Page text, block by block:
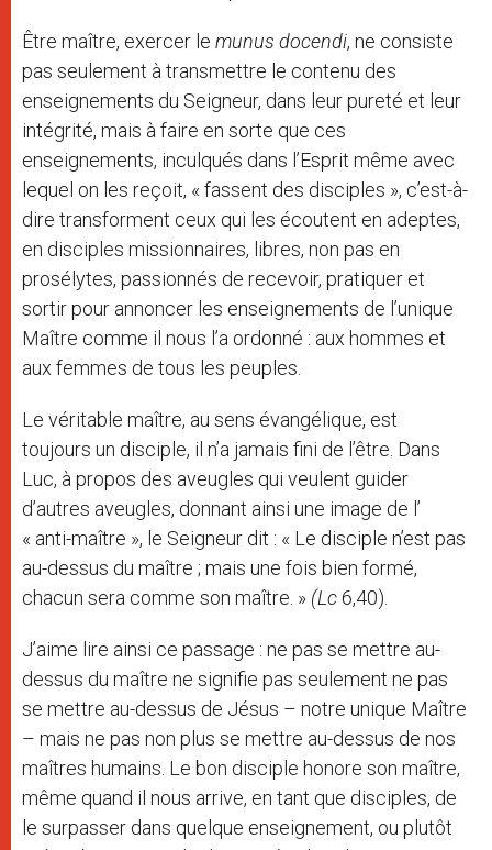
Être maître, exercer le munus docendi, ne consiste
pas seulement à transmettre le contenu des
enseignements du Seigneur, dans leur pureté et leur
intégrité, mais à faire en sorte que ces
enseignements, inculqués dans l’Esprit même avec
lequel on les reçoit, « fassent des disciples », c’est-à-
dire transforment ceux qui les écoutent en adeptes,
en disciples missionnaires, libres, non pas en
prosélytes, passionnés de recevoir, pratiquer et
sortir pour annoncer les enseignements de l’unique
Maître comme il nous l’a ordonné : aux hommes et
aux femmes de tous les peuples.
Le véritable maître, au sens évangélique, est
toujours un disciple, il n’a jamais fini de l’être. Dans
Luc, à propos des aveugles qui veulent guider
d’autres aveugles, donnant ainsi une image de l’
« anti-maître », le Seigneur dit : « Le disciple n’est pas
au-dessus du maître ; mais une fois bien formé,
chacun sera comme son maître. » (Lc6,40).
J’aime lire ainsi ce passage : ne pas se mettre au-
dessus du maître ne signifie pas seulement ne pas
se mettre au-dessus de Jésus – notre unique Maître
– mais ne pas non plus se mettre au-dessus de nos
maîtres humains. Le bon disciple honore son maître,
même quand il nous arrive, en tant que disciples, de
le surpasser dans quelque enseignement, ou plutôt